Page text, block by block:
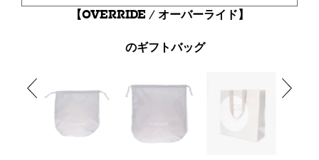
【OVERRIDE / オーバーライド】
のギフトバッグ